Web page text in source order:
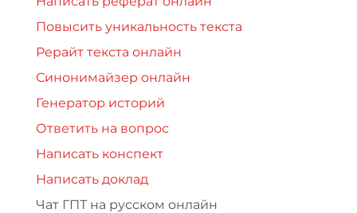
Повысить уникальность текста
Рерайт текста онлайн
Синонимайзер онлайн
Генератор историй
Ответить на вопрос
Написать конспект
Написать доклад
Чат ГПТ на русском онлайн